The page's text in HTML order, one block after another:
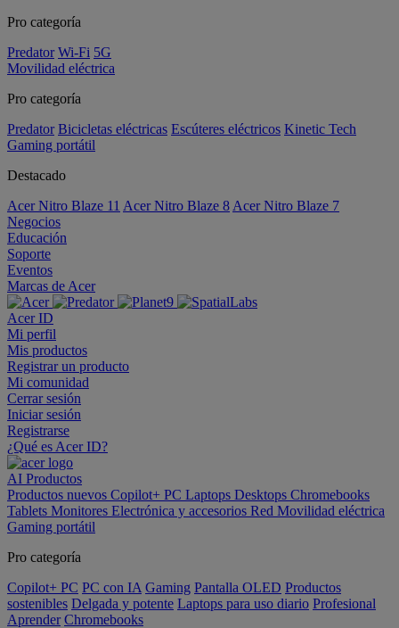
Pro categoría
Predator Wi-Fi 5G
Movilidad eléctrica
Pro categoría
Predator Bicicletas eléctricas Escúteres eléctricos Kinetic Tech
Gaming portátil
Destacado
Acer Nitro Blaze 11 Acer Nitro Blaze 8 Acer Nitro Blaze 7
Negocios
Educación
Soporte
Eventos
Marcas de Acer
Acer ID
Mi perfil
Mis productos
Registrar un producto
Mi comunidad
Cerrar sesión
Iniciar sesión
Registrarse
¿Qué es Acer ID?
AI Productos
Productos nuevos Copilot+ PC Laptops Desktops Chromebooks
Tablets Monitores Electrónica y accesorios Red Movilidad eléctrica
Gaming portátil
Pro categoría
Copilot+ PC PC con IA Gaming Pantalla OLED Productos
sostenibles Delgada y potente Laptops para uso diario Profesional
Aprender Chromebooks